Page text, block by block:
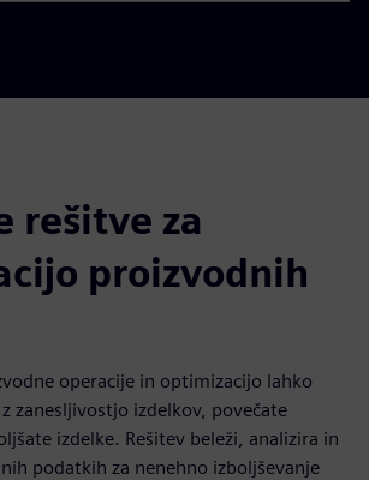
rešitve za
proizvodnih
operacije in optimizacijo lahko
zanesljivostjo izdelkov, povečate
izdelke. Rešitev beleži, analizira in
podatkih za nenehno izboljševanje